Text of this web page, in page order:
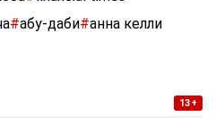
#абу-даби#анна келли
13+